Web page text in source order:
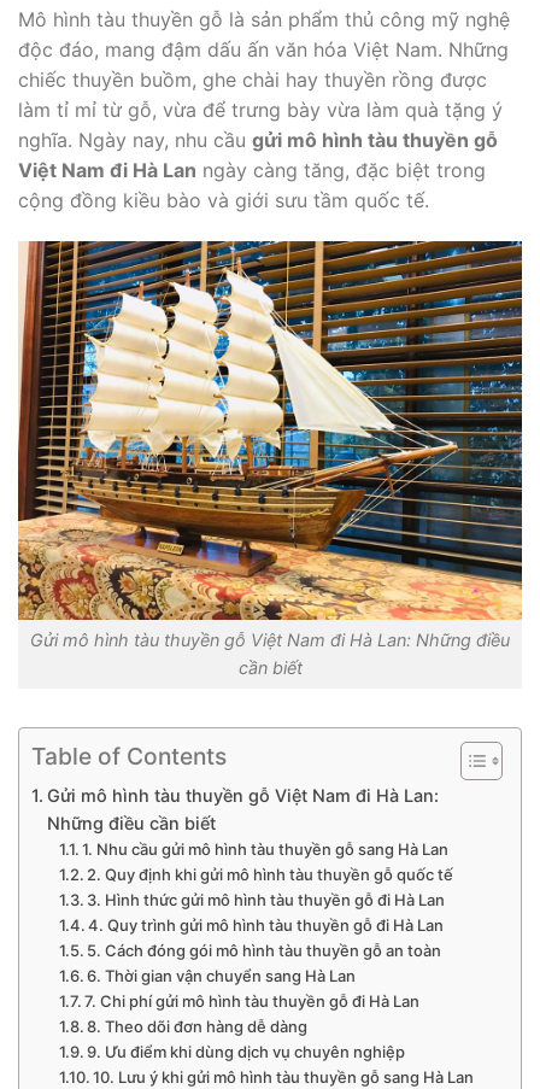
Mô hình tàu thuyền gỗ là sản phẩm thủ công mỹ nghệ
độc đáo, mang đậm dấu ấn văn hóa Việt Nam. Những
chiếc thuyền buồm, ghe chài hay thuyền rồng được
làm tỉ mỉ từ gỗ, vừa để trưng bày vừa làm quà tặng ý
nghĩa. Ngày nay, nhu cầu gửi mô hình tàu thuyền gỗ
Việt Nam đi Hà Lan ngày càng tăng, đặc biệt trong
cộng đồng kiều bào và giới sưu tầm quốc tế.
Gửi mô hình tàu thuyền gỗ Việt Nam đi Hà Lan: Những điều
cần biết
Table of Contents
Gửi mô hình tàu thuyền gỗ Việt Nam đi Hà Lan:
Những điều cần biết
1. Nhu cầu gửi mô hình tàu thuyền gỗ sang Hà Lan
2. Quy định khi gửi mô hình tàu thuyền gỗ quốc tế
3. Hình thức gửi mô hình tàu thuyền gỗ đi Hà Lan
4. Quy trình gửi mô hình tàu thuyền gỗ đi Hà Lan
5. Cách đóng gói mô hình tàu thuyền gỗ an toàn
6. Thời gian vận chuyển sang Hà Lan
7. Chi phí gửi mô hình tàu thuyền gỗ đi Hà Lan
8. Theo dõi đơn hàng dễ dàng
9. Ưu điểm khi dùng dịch vụ chuyên nghiệp
10. Lưu ý khi gửi mô hình tàu thuyền gỗ sang Hà Lan